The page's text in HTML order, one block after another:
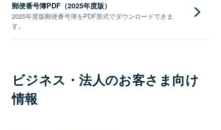
郵便番号簿PDF（2025年度版）
2025年度版郵便番号簿をPDF形式でダウンロードできま
す。
ビジネス・法人のお客さま向け
情報